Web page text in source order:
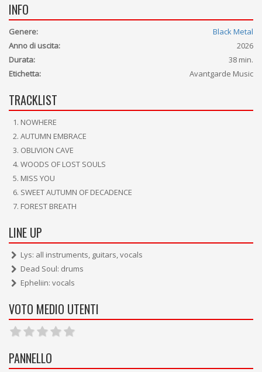
INFO
Genere:
Black Metal
Anno di uscita:
2026
Durata:
38 min.
Etichetta:
Avantgarde Music
TRACKLIST
NOWHERE
AUTUMN EMBRACE
OBLIVION CAVE
WOODS OF LOST SOULS
MISS YOU
SWEET AUTUMN OF DECADENCE
FOREST BREATH
LINE UP
Lys: all instruments, guitars, vocals
Dead Soul: drums
Epheliin: vocals
VOTO MEDIO UTENTI
PANNELLO